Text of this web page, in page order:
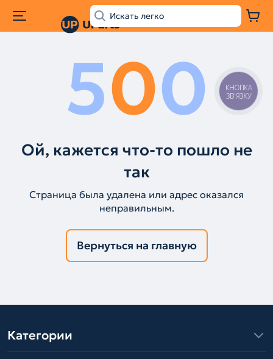
500
Ой, кажется что-то пошло не
так
Страница была удалена или адрес оказался
неправильным.
Вернуться на главную
Категории
КНОПКА
ЗВ'ЯЗКУ